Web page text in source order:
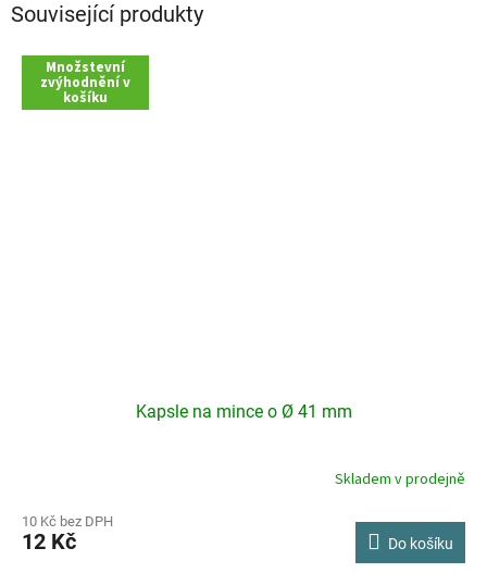
Související produkty
Množstevní
zvýhodnění v
košíku
Kapsle na mince o Ø 41 mm
produktu
je
Skladem v prodejně
10 Kč bez DPH
12 Kč Do košíku